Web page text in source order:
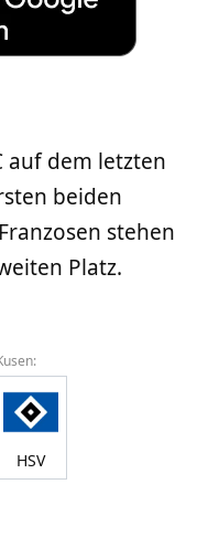
auf dem letzten
beiden
stehen
Platz.
HSV